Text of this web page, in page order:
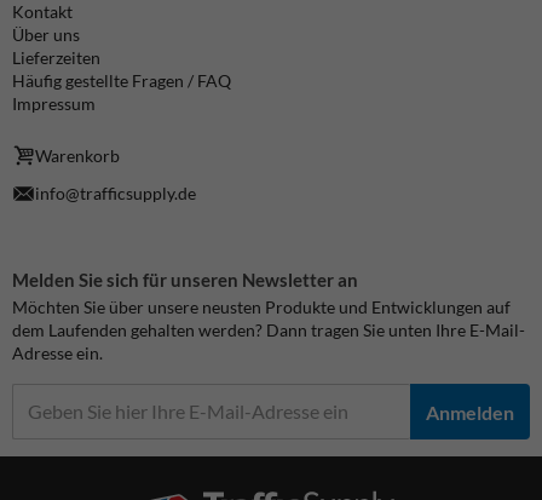
Kontakt
Über uns
Lieferzeiten
Häufig gestellte Fragen / FAQ
Impressum
Warenkorb
info@trafficsupply.de
Melden Sie sich für unseren Newsletter an
Möchten Sie über unsere neusten Produkte und Entwicklungen auf
dem Laufenden gehalten werden? Dann tragen Sie unten Ihre E-Mail-
Adresse ein.
Anmelden